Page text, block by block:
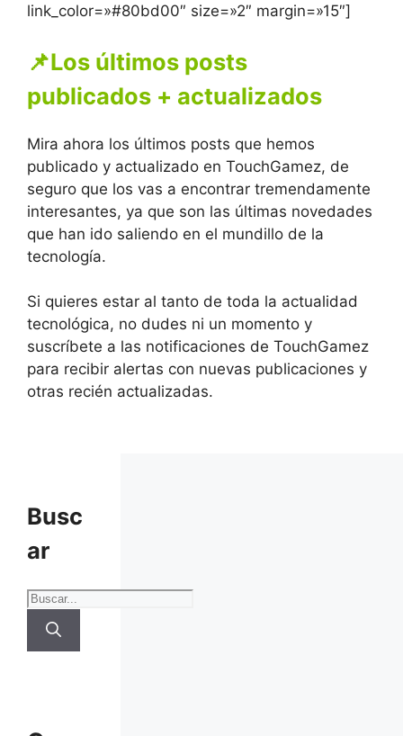
link_color=»#80bd00″ size=»2″ margin=»15″]
📌Los últimos posts
publicados + actualizados
Mira ahora los últimos posts que hemos
publicado y actualizado en TouchGamez, de
seguro que los vas a encontrar tremendamente
interesantes, ya que son las últimas novedades
que han ido saliendo en el mundillo de la
tecnología.
Si quieres estar al tanto de toda la actualidad
tecnológica, no dudes ni un momento y
suscríbete a las notificaciones de TouchGamez
para recibir alertas con nuevas publicaciones y
otras recién actualizadas.
Busc
ar
Buscar: